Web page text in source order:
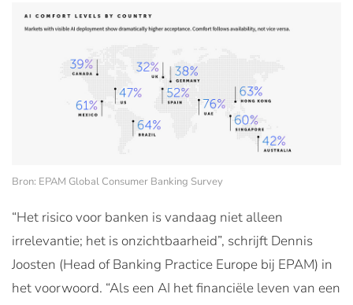
Bron: EPAM Global Consumer Banking Survey
“Het risico voor banken is vandaag niet alleen
irrelevantie; het is onzichtbaarheid”, schrijft Dennis
Joosten (Head of Banking Practice Europe bij EPAM) in
het voorwoord. “Als een AI het financiële leven van een